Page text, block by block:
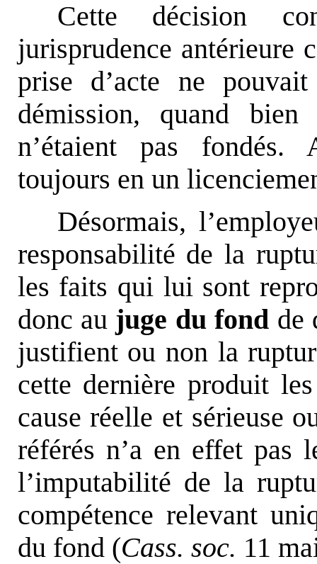
Cette décision
jurisprudence antérieure
prise d’acte ne
démission, quand
n’étaient pas fondés.
toujours en un
Désormais,
responsabilité de la
les faits qui lui sont
donc au juge du fond de
justifient ou non la
cette dernière produit
cause réelle et sérieuse
référés n’a en effet pas
l’imputabilité de la
compétence relevant
du fond (Cass. soc. 11